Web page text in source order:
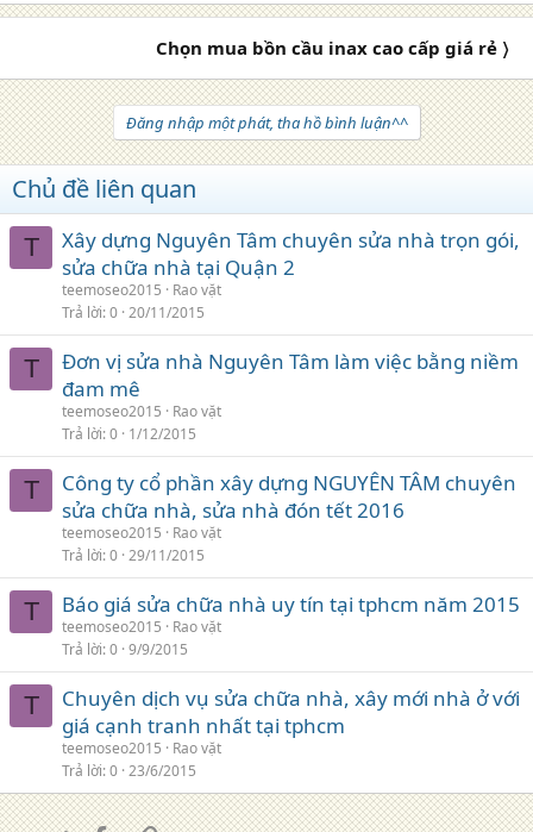
Chọn mua bồn cầu inax cao cấp giá rẻ 〉
Đăng nhập một phát, tha hồ bình luận^^
Chủ đề liên quan
T
Xây dựng Nguyên Tâm chuyên sửa nhà trọn gói,
sửa chữa nhà tại Quận 2
teemoseo2015
Rao vặt
Trả lời 0 20/11/2015
T
Đơn vị sửa nhà Nguyên Tâm làm việc bằng niềm
đam mê
teemoseo2015
Rao vặt
Trả lời 0 1/12/2015
T
Công ty cổ phần xây dựng NGUYÊN TÂM chuyên
sửa chữa nhà, sửa nhà đón tết 2016
teemoseo2015
Rao vặt
Trả lời 0 29/11/2015
T Báo giá sửa chữa nhà uy tín tại tphcm năm 2015
teemoseo2015
Rao vặt
Trả lời 0 9/9/2015
T
Chuyên dịch vụ sửa chữa nhà, xây mới nhà ở với
giá cạnh tranh nhất tại tphcm
teemoseo2015
Rao vặt
Trả lời 0 23/6/2015